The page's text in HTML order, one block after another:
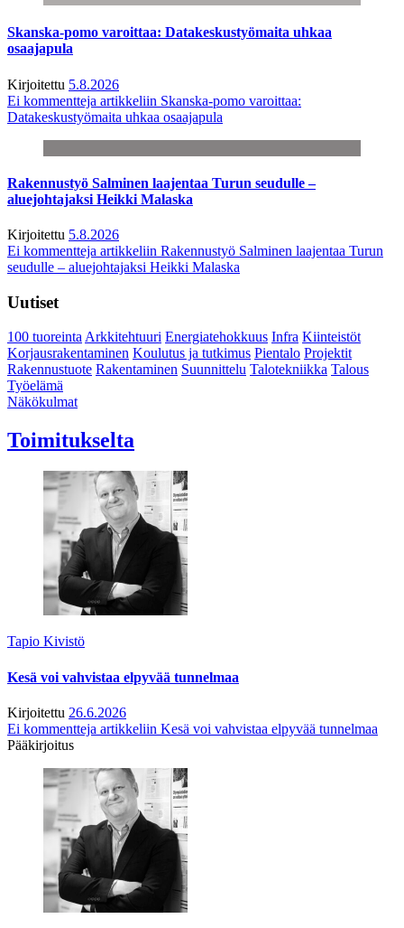
Skanska-pomo varoittaa: Datakeskustyömaita uhkaa
osaajapula
Kirjoitettu 5.8.2026
Ei kommentteja artikkeliin Skanska-pomo varoittaa:
Datakeskustyömaita uhkaa osaajapula
Rakennustyö Salminen laajentaa Turun seudulle –
aluejohtajaksi Heikki Malaska
Kirjoitettu 5.8.2026
Ei kommentteja artikkeliin Rakennustyö Salminen laajentaa Turun
seudulle – aluejohtajaksi Heikki Malaska
Uutiset
100 tuoreintaArkkitehtuuri Energiatehokkuus Infra Kiinteistöt
Korjausrakentaminen Koulutus ja tutkimus Pientalo Projektit
Rakennustuote Rakentaminen Suunnittelu Talotekniikka Talous
Työelämä
Näkökulmat
Toimitukselta
Tapio Kivistö
Kesä voi vahvistaa elpyvää tunnelmaa
Kirjoitettu 26.6.2026
Ei kommentteja artikkeliin Kesä voi vahvistaa elpyvää tunnelmaa
Pääkirjoitus